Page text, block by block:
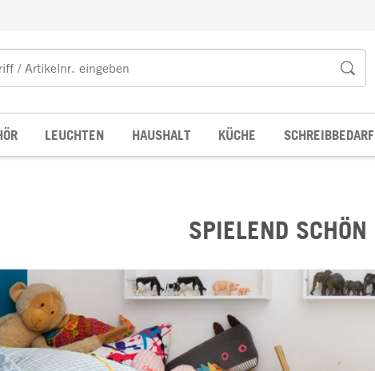
LEUCHTEN HAUSHALT KÜCHE SCHREIBBEDARF
SPIELEND SCHÖN